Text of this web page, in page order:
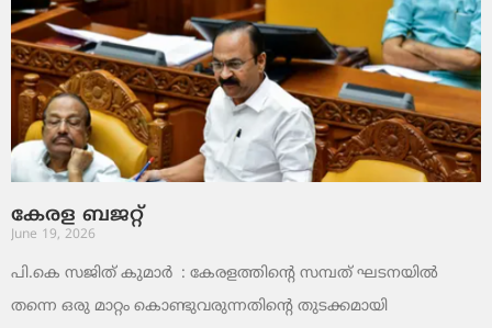
കേരള ബജറ്റ്
June 19, 2026
പി.കെ സജിത് കുമാര്‍ : കേരളത്തിന്റെ സമ്പത് ഘടനയിൽ
തന്നെ ഒരു മാറ്റം കൊണ്ടുവരുന്നതിന്റെ തുടക്കമായി